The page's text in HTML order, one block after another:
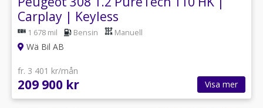
Carplay | Keyless
1 678 mil Bensin Manuell
Wä Bil AB
fr. 3 401 kr/mån
209 900 kr Visa mer